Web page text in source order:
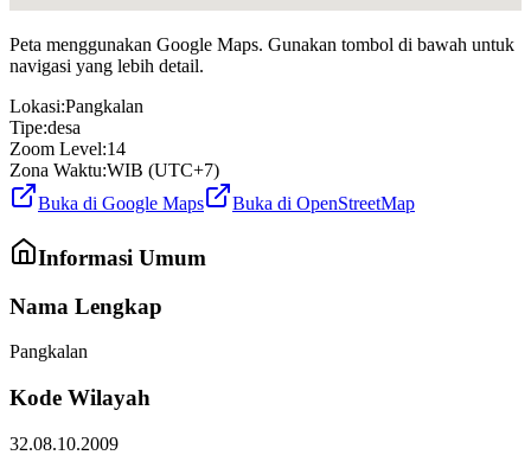
Peta menggunakan Google Maps. Gunakan tombol di bawah untuk
navigasi yang lebih detail.
Lokasi:Pangkalan
Tipe:desa
Zoom Level:14
Zona Waktu:WIB (UTC+7)
Buka di Google Maps
Buka di OpenStreetMap
Informasi Umum
Nama Lengkap
Pangkalan
Kode Wilayah
32.08.10.2009